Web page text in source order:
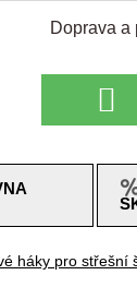
Doprava a
háky pro střešní